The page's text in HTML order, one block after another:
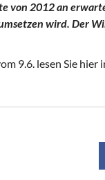
von 2012 an
wird. Der
9.6. lesen Sie hier